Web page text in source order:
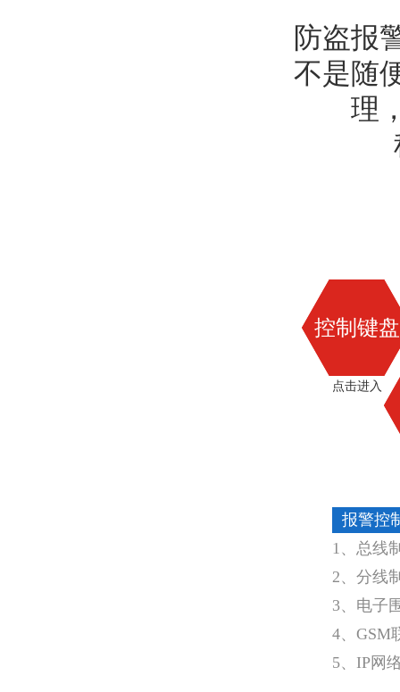
防盗报
不是随
理
控制键盘
点击进入
报警控
1、总线
2、分线
3、电子
4、GSM
5、IP网